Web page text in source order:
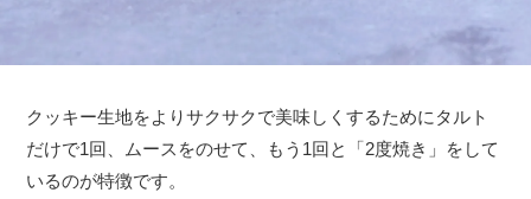
クッキー生地をよりサクサクで美味しくするためにタルト
だけで1回、ムースをのせて、もう1回と「2度焼き」をして
いるのが特徴です。